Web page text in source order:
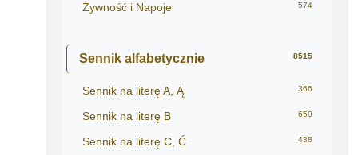
Żywność i Napoje 574
Sennik alfabetycznie 8515
Sennik na literę A, Ą 366
Sennik na literę B 650
Sennik na literę C, Ć 438